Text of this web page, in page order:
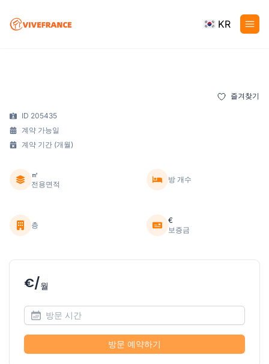
KR
즐겨찾기
ID 205435
계약 가능일
계약 기간 (개월)
㎡
전용면적
방 개수
층
€
보증금
€/월
방문 예약하기